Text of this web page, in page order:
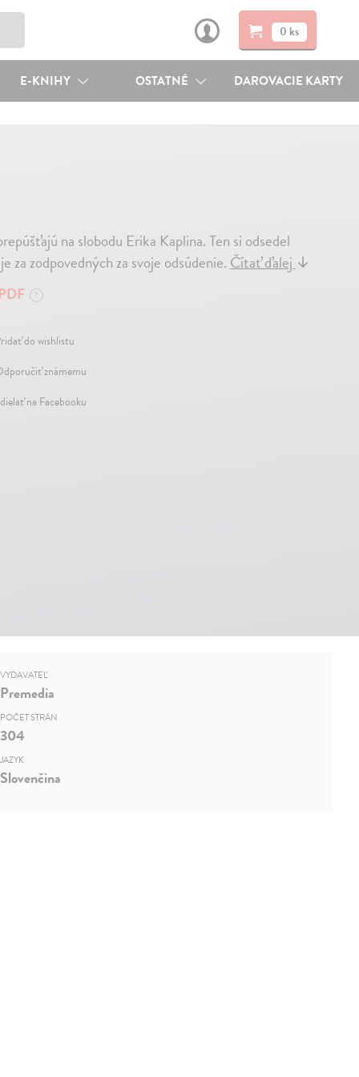
0 ks
E-KNIHY OSTATNÉ DAROVACIE KARTY
na slobodu Erika Kaplina. Ten si odsedel
za zodpovedných za svoje odsúdenie.Čítať ďalej↓
PDF ?
do wishlistu
známemu
na Facebooku
VYDAVATEĽ
Premedia
POČET STRÁN
304
JAZYK
Slovenčina